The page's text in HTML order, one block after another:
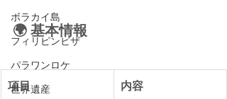
ボラカイ島
フィリピンビザ
パラワンロケ
世界遺産
🌍 基本情報
項目
内容